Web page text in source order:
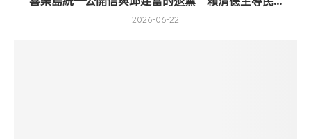
2026-06-22